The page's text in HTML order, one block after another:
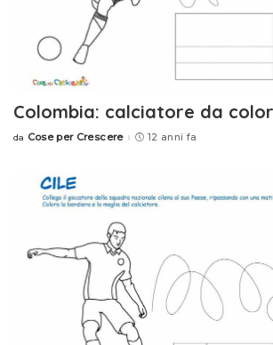
Colombia: calciatore da
Posted
da Cose per Crescere 12 anni fa